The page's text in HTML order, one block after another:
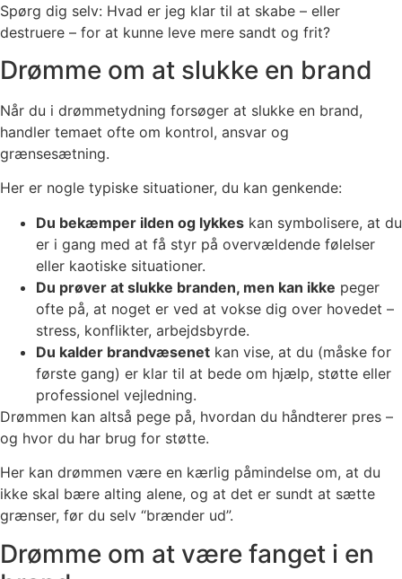
Spørg dig selv: Hvad er jeg klar til at skabe – eller
destruere – for at kunne leve mere sandt og frit?
Drømme om at slukke en brand
Når du i drømmetydning forsøger at slukke en brand,
handler temaet ofte om kontrol, ansvar og
grænsesætning.
Her er nogle typiske situationer, du kan genkende:
Du bekæmper ilden og lykkes kan symbolisere, at du
er i gang med at få styr på overvældende følelser
eller kaotiske situationer.
Du prøver at slukke branden, men kan ikke peger
ofte på, at noget er ved at vokse dig over hovedet –
stress, konflikter, arbejdsbyrde.
Du kalder brandvæsenet kan vise, at du (måske for
første gang) er klar til at bede om hjælp, støtte eller
professionel vejledning.
Drømmen kan altså pege på, hvordan du håndterer pres –
og hvor du har brug for støtte.
Her kan drømmen være en kærlig påmindelse om, at du
ikke skal bære alting alene, og at det er sundt at sætte
grænser, før du selv “brænder ud”.
Drømme om at være fanget i en